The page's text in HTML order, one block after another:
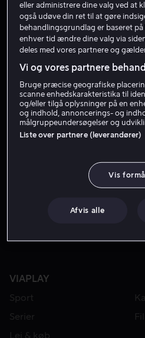
Lenn
VIAPLAY
Sport
Serier
Lej & køb
eller administrere dine valg ved at
også udøve din ret til at gøre
behandlingsgrundlag er baseret
enhver tid ændre dine valg via
deles med vores partnere og
Vi og vores partnere
Bruge præcise geografiske
scanne enhedskarakteristika til
og/eller tilgå oplysninger på en
og indhold, annoncerings- og
målgruppeundersøgelser og
Liste over partnere (leverandører)
Vis formål
Afvis alle